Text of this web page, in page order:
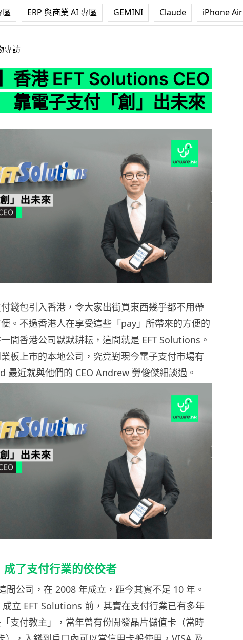
區 ERP 與商業 AI 專區 GEMINI Claude iPhone Air
專訪
香港 EFT Solutions CEO
電子支付「創」出未來
錢包引入香港，令大家出街買東西幾乎都不用帶
。不過香港人在享受這些「pay」所帶來的方便的
間香港公司默默耕耘，這間就是 EFT Solutions。
板上市的本地公司，究竟對現今電子支付市場有
最近就與他們的 CEO Andrew 勞俊傑細談過。
成了支付行業的佼佼者
間公司，在 2008 年成立，距今其實不足 10 年。
立 EFT Solutions 前，其實在支付行業已有多年
支付教主」，當年曾有份開發晶片儲值卡（當時